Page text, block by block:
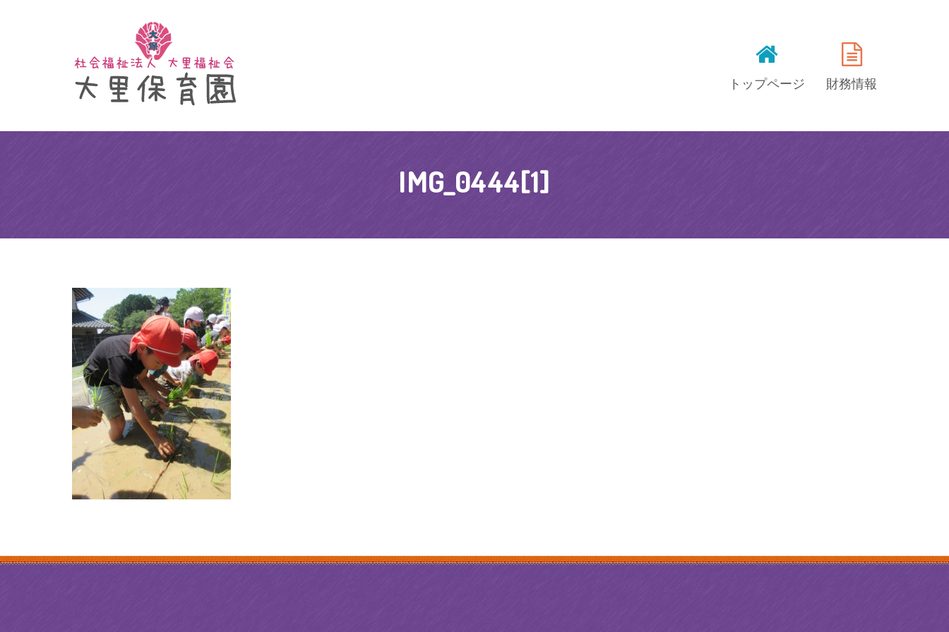
トップページ 財務情報
IMG_0444[1]